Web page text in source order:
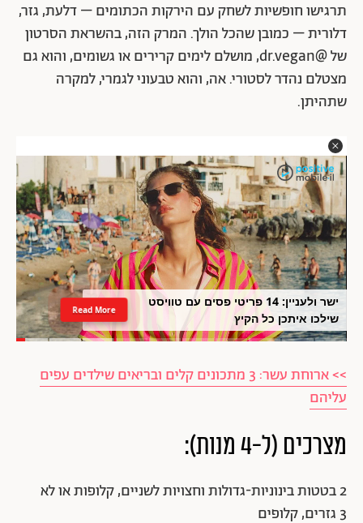
תרגישו חופשיות לשחק עם הירקות הכתומים – דלעת, גזר,
דלורית – כמובן שהכל הולך. המרק הזה, בהשראת הסרטון
של @dr.vegan, מושלם לימים קרירים או גשומים, והוא גם
מצטלם נהדר לסטורי. אה, והוא טבעוני לגמרי, למקרה
שתהיתן.
ישר ולעניין: 14 פריטי פסים עם טוויסט
שילכו איתכן כל הקיץ
Read More
>> ארוחת עשר: 3 מתכונים קלים ובריאים שילדים עפים
עליהם
מצרכים (ל-4 מנות):
2 בטטות בינוניות-גדולות וחצויות לשניים, קלופות או לא
3 גזרים, קלופים